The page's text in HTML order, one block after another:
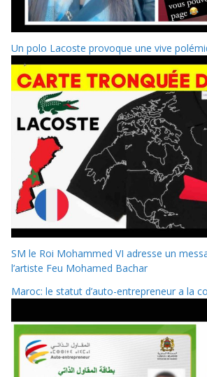
Un polo Lacoste provoque une vive
SM le Roi Mohammed VI adresse un
l’artiste Feu Mohamed Bachar
Maroc: le statut d’auto-entrepreneur a la